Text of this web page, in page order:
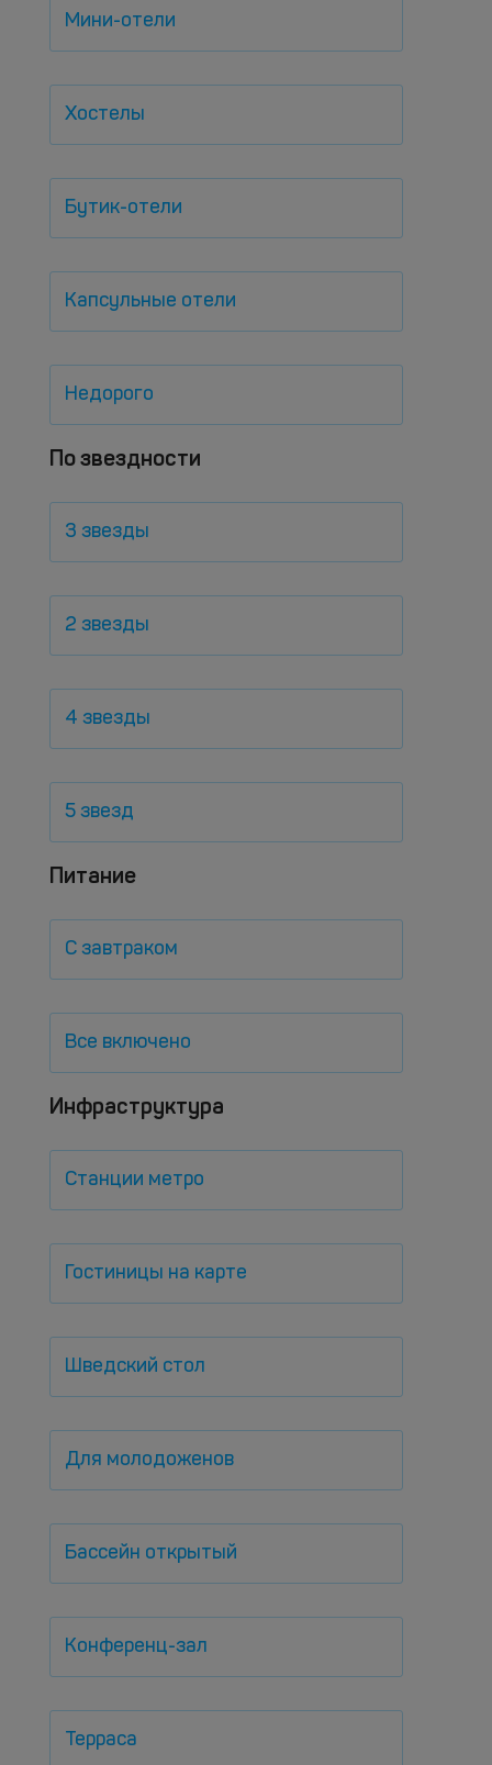
Мини-отели
Хостелы
Бутик-отели
Капсульные отели
Недорого
По звездности
3 звезды
2 звезды
4 звезды
5 звезд
Питание
С завтраком
Все включено
Инфраструктура
Станции метро
Гостиницы на карте
Шведский стол
Для молодоженов
Бассейн открытый
Конференц-зал
Терраса